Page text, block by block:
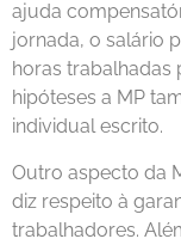
ajuda
jornada, o salário
horas trabalhadas
hipóteses a MP
individual escrito.
Outro aspecto da
diz respeito à
trabalhadores.